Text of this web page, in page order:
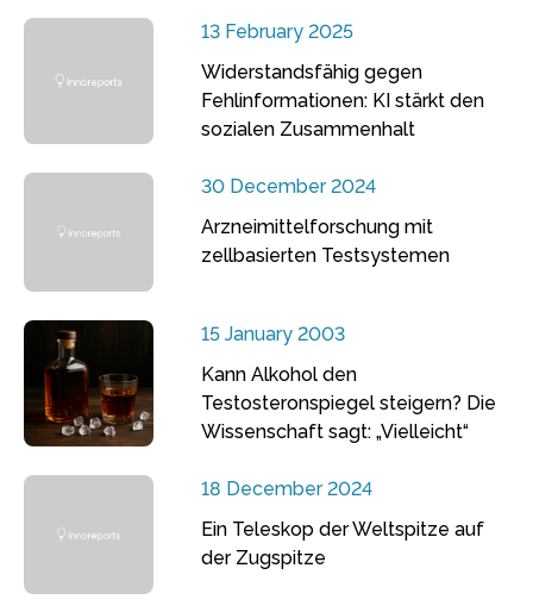
13 February 2025
Widerstandsfähig gegen
Fehlinformationen: KI stärkt den
sozialen Zusammenhalt
30 December 2024
Arzneimittelforschung mit
zellbasierten Testsystemen
15 January 2003
Kann Alkohol den
Testosteronspiegel steigern? Die
Wissenschaft sagt: „Vielleicht“
18 December 2024
Ein Teleskop der Weltspitze auf
der Zugspitze